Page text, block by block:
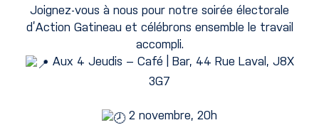
Joignez-vous à nous pour notre soirée électorale
d’Action Gatineau et célébrons ensemble le travail
accompli.
Aux 4 Jeudis – Café | Bar, 44 Rue Laval, J8X
3G7
2 novembre, 20h